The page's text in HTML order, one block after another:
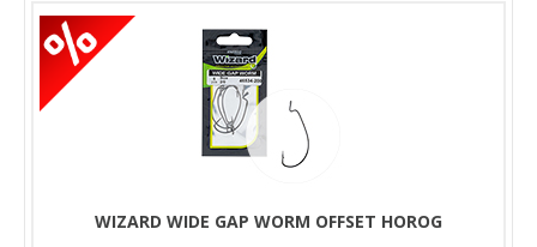
WIZARD WIDE GAP WORM OFFSET HOROG